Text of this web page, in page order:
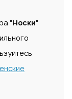
"Носки"